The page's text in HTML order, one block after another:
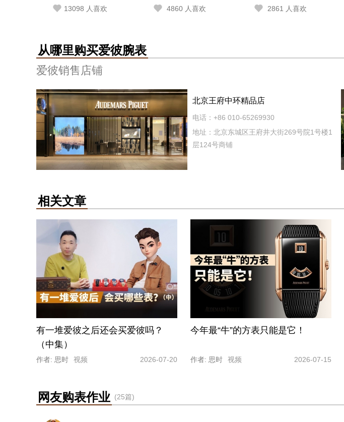
13098 人喜欢
4860人喜欢
2861
人喜欢
从哪里购买爱彼腕表
爱彼销售店铺
北京王府中环精品店
电话：+86 010-65269930
地址：北京东城区王府井大街269号院1号楼1
层124号商铺
相关文章
有一堆爱彼之后还会买爱彼吗？
（中集）
作者: 思时 视频 2026-07-20
今年最“牛”的方表只能是它！
作者: 思时 视频 2026-07-15
网友购表作业 (25篇)